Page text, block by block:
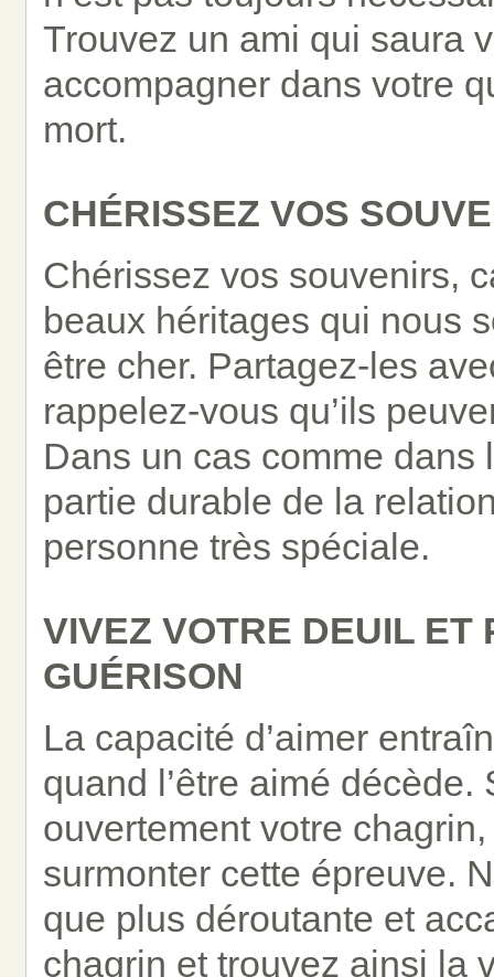
Trouvez un ami qui saura
accompagner dans votre
mort.
CHÉRISSEZ VOS
Chérissez vos souvenirs,
beaux héritages qui nous
être cher. Partagez-les
rappelez-vous qu’ils
Dans un cas comme dans
partie durable de la
personne très spéciale.
VIVEZ VOTRE DEUIL ET
GUÉRISON
La capacité d’aimer
quand l’être aimé décède.
ouvertement votre
surmonter cette épreuve.
que plus déroutante et
chagrin et trouvez ainsi la